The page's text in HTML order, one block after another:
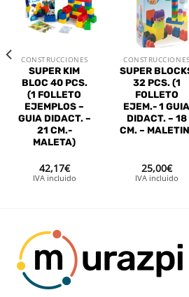
a la
lista de
deseos
CONSTRUCCIONES
SUPER KIM
BLOC 40 PCS.
(1 FOLLETO
EJEMPLOS –
GUIA DIDACT. –
21 CM.-
MALETA)
42,17€
IVA incluido
a la
lista de
deseos
CONSTRUCCIONES
SUPER
32 PCS. (1
FOLLETO
EJEM.- 1 GUIA
DIDACT. – 18
CM. –
25,00€
IVA incluido